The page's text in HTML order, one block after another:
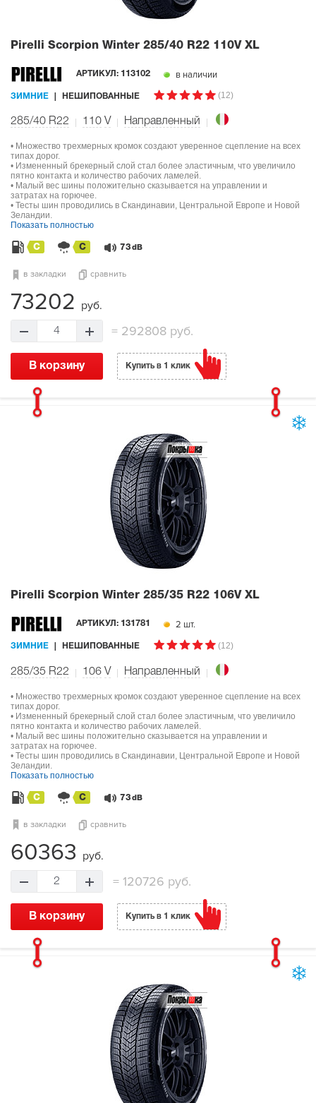
Pirelli Scorpion Winter 285/40 R22 110V XL
АРТИКУЛ: 113102 в наличии
ЗИМНИЕ НЕШИПОВАННЫЕ (12)
285/40 R22 110 V Направленный
• Множество трехмерных кромок создают уверенное сцепление на всех
типах дорог.
• Измененный брекерный слой стал более эластичным, что увеличило
пятно контакта и количество рабочих ламелей.
• Малый вес шины положительно сказывается на управлении и
затратах на горючее.
• Тесты шин проводились в Скандинавии, Центральной Европе и Новой
Зеландии.
Показать полностью
C C 73 dB
в закладки сравнить
73202 руб.
4 =292808 руб.
В корзину Купить в 1 клик
Pirelli Scorpion Winter 285/35 R22 106V XL
АРТИКУЛ: 131781 2 шт.
ЗИМНИЕ НЕШИПОВАННЫЕ (12)
285/35 R22 106 V Направленный
• Множество трехмерных кромок создают уверенное сцепление на всех
типах дорог.
• Измененный брекерный слой стал более эластичным, что увеличило
пятно контакта и количество рабочих ламелей.
• Малый вес шины положительно сказывается на управлении и
затратах на горючее.
• Тесты шин проводились в Скандинавии, Центральной Европе и Новой
Зеландии.
Показать полностью
C C 73 dB
в закладки сравнить
60363 руб.
2 = 120726 руб.
В корзину Купить в 1 клик